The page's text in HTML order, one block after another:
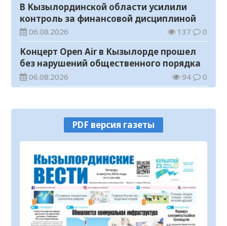
В Кызылординской области усилили
контроль за финансовой дисциплиной
06.08.2026 137 0
Концерт Open Air в Кызылорде прошел
без нарушений общественного порядка
06.08.2026 94 0
конкурс видеороликов о семейных
ценностях и Конституции
06.08.2026
Соблюдение правил пожарной
безопасности – обязанность каждого
гражданина
06.08.2026 57
Состоялось заседание республиканской
комиссии по присуждению
образовательных грантов
06.08.2026 60
PDF версия газеты